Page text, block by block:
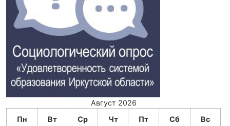
Август 2026
Пн
Вт Ср Чт Пт Сб Вс